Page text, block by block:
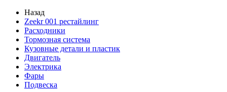
Назад
Zeekr 001 рестайлинг
Расходники
Тормозная система
Кузовные детали и пластик
Двигатель
Электрика
Фары
Подвеска